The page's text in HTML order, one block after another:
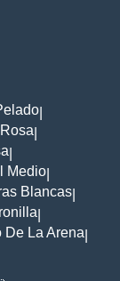
Medio
Blancas
De La Arena